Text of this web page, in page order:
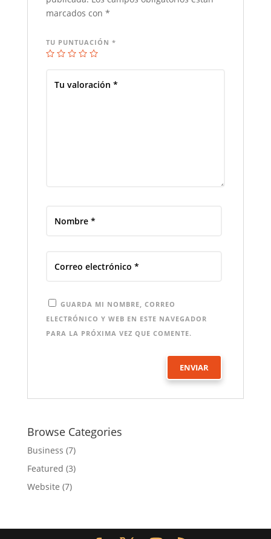
marcados con *
TU PUNTUACIÓN *
GUARDA MI NOMBRE, CORREO
ELECTRÓNICO Y WEB EN ESTE NAVEGADOR
PARA LA PRÓXIMA VEZ QUE COMENTE.
Browse Categories
Business (7)
Featured (3)
Website (7)